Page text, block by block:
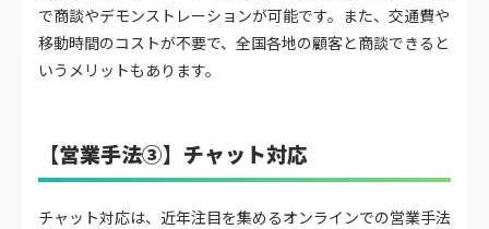
で商談やデモンストレーションが可能です。また、交通費や
移動時間のコストが不要で、全国各地の顧客と商談できると
いうメリットもあります。
【営業手法③】チャット対応
チャット対応は、近年注目を集めるオンラインでの営業手法